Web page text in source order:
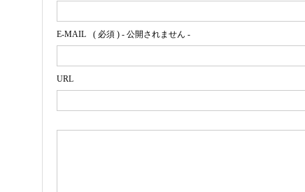
E-MAIL ( 必須 ) - 公開されません -
URL